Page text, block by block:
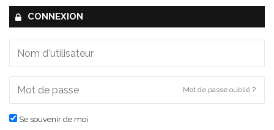
CONNEXION
Mot de passe oublié ?
Se souvenir de moi